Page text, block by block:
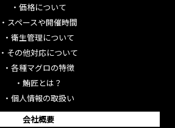
・ 価格について
・ スペースや開催時間
・ 衛生管理について
・ その他対応について
・ 各種マグロの特徴
・ 鮪匠とは？
・ 個人情報の取扱い
会社概要